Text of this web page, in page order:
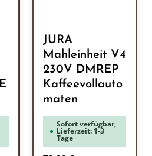
JURA
Mahleinheit V4
230V DMREP
Kaffeevollauto
maten
Sofort verfügbar,
Lieferzeit: 1-3
Tage